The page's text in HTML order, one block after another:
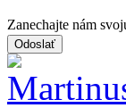
Zanechajte nám